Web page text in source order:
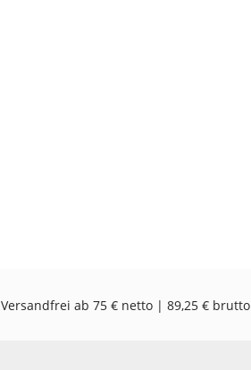
Versandfrei ab 75 € netto | 89,25 € brutto